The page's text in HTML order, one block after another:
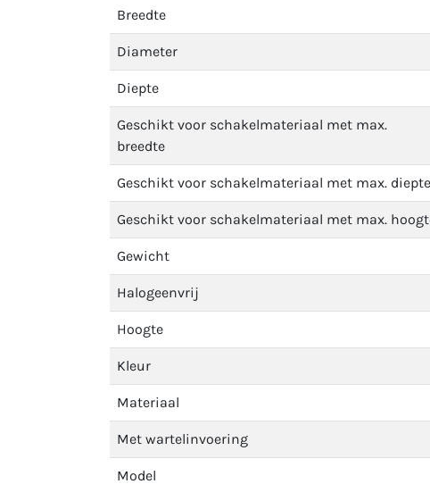
Breedte
Diameter
Diepte
Geschikt voor schakelmateriaal met max.
breedte
Geschikt voor schakelmateriaal met max. diepte
Geschikt voor schakelmateriaal met max.
Gewicht
Halogeenvrij
Hoogte
Kleur
Materiaal
Met wartelinvoering
Model